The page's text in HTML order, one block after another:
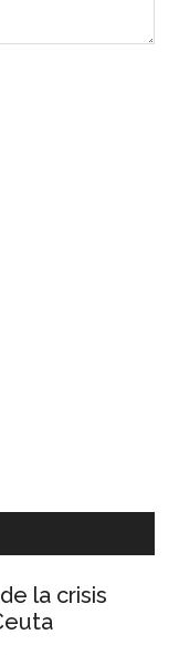
la crisis